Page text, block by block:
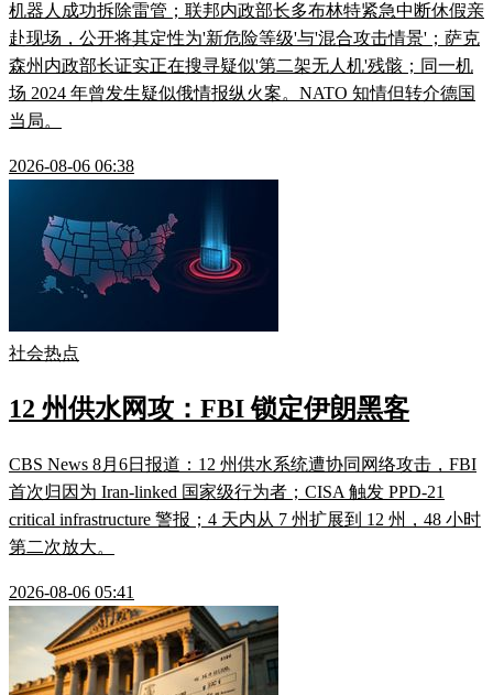
机器人成功拆除雷管；联邦内政部长多布林特紧急中断休假亲
赴现场，公开将其定性为'新危险等级'与'混合攻击情景'；萨克
森州内政部长证实正在搜寻疑似'第二架无人机'残骸；同一机
场 2024 年曾发生疑似俄情报纵火案。NATO 知情但转介德国
当局。
2026-08-06 06:38
社会热点
12 州供水网攻：FBI 锁定伊朗黑客
CBS News 8月6日报道：12 州供水系统遭协同网络攻击，FBI
首次归因为 Iran-linked 国家级行为者；CISA 触发 PPD-21
critical infrastructure 警报；4 天内从 7 州扩展到 12 州，48 小时
第二次放大。
2026-08-06 05:41